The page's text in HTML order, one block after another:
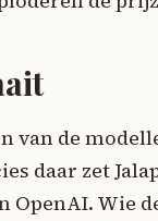
van de
daar zet
Wie